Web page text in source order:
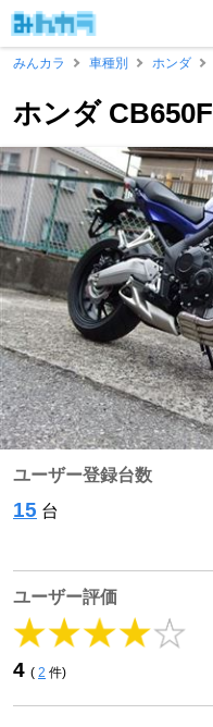
みんカラ
車種別 ホンダ
ホンダ CB650F
ユーザー登録台数
15 台
ユーザー評価
4 ( 2 件)